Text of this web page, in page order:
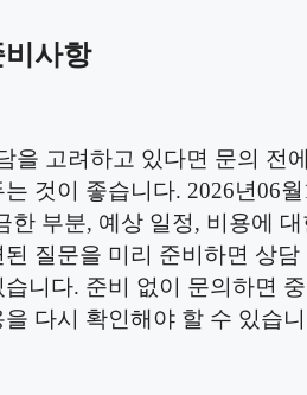
사항
을 고려하고 있다면 문의 전
것이 좋습니다. 2026년06
한 부분, 예상 일정, 비용에
질문을 미리 준비하면 상담
니다. 준비 없이 문의하면
다시 확인해야 할 수 있습